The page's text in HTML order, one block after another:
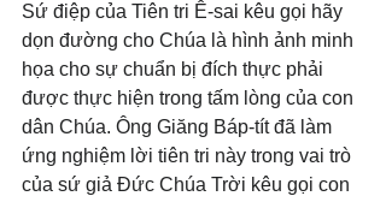
Sứ điệp của Tiên tri Ê-sai kêu gọi hãy
dọn đường cho Chúa là hình ảnh minh
họa cho sự chuẩn bị đích thực phải
được thực hiện trong tấm lòng của con
dân Chúa. Ông Giăng Báp-tít đã làm
ứng nghiệm lời tiên tri này trong vai trò
của sứ giả Đức Chúa Trời kêu gọi con